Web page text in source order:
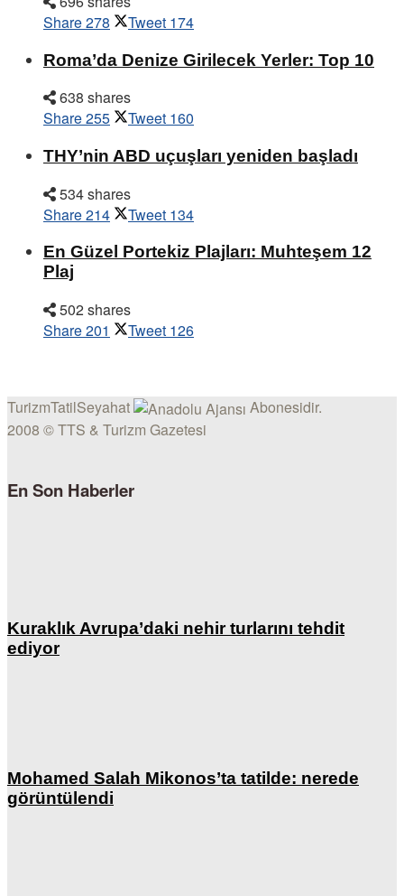
Share278 Tweet 174
Roma’da Denize Girilecek Yerler: Top 10
638 shares
Share255 Tweet 160
THY’nin ABD uçuşları yeniden başladı
534 shares
Share214 Tweet 134
En Güzel Portekiz Plajları: Muhteşem 12
Plaj
502 shares
Share201 Tweet 126
TurizmTatilSeyahat
Abonesidir.
2008 © TTS & Turizm Gazetesi
En Son Haberler
Kuraklık Avrupa’daki nehir turlarını tehdit
ediyor
Mohamed Salah Mikonos’ta tatilde: nerede
görüntülendi